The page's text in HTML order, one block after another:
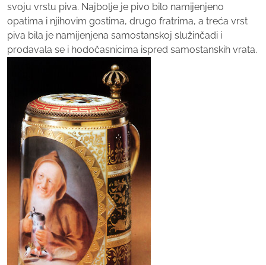
svoju vrstu piva. Najbolje je pivo bilo namijenjeno
opatima i njihovim gostima, drugo fratrima, a treća vrst
piva bila je namijenjena samostanskoj služinčadi i
prodavala se i hodočasnicima ispred samostanskih vrata.